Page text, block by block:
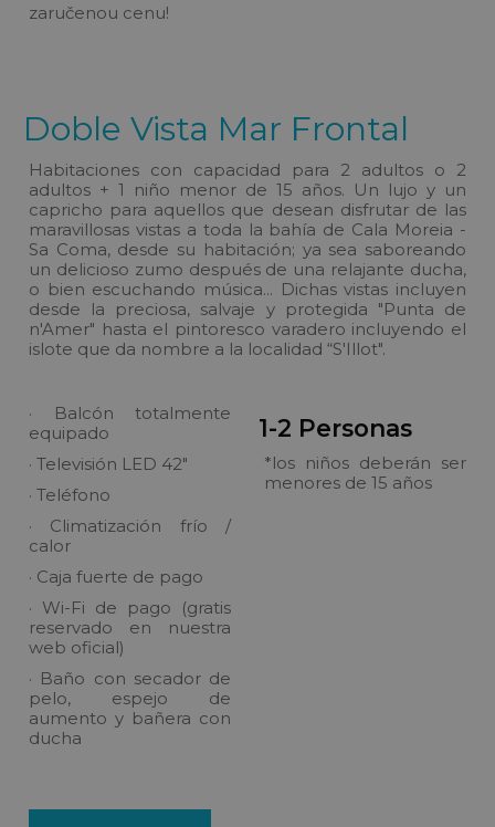
zaručenou cenu!
Doble Vista Mar Frontal
Habitaciones con capacidad para 2 adultos o 2
adultos + 1 niño menor de 15 años. Un lujo y un
capricho para aquellos que desean disfrutar de las
maravillosas vistas a toda la bahía de Cala Moreia -
Sa Coma, desde su habitación; ya sea saboreando
un delicioso zumo después de una relajante ducha,
o bien escuchando música... Dichas vistas incluyen
desde la preciosa, salvaje y protegida "Punta de
n'Amer" hasta el pintoresco varadero incluyendo el
islote que da nombre a la localidad “S'Illot".
· Balcón totalmente
equipado
· Televisión LED 42"
· Teléfono
· Climatización frío /
calor
· Caja fuerte de pago
· Wi-Fi de pago (gratis
reservado en nuestra
web oficial)
· Baño con secador de
pelo, espejo de
aumento y bañera con
ducha
1-2 Personas
*los niños deberán ser
menores de 15 años